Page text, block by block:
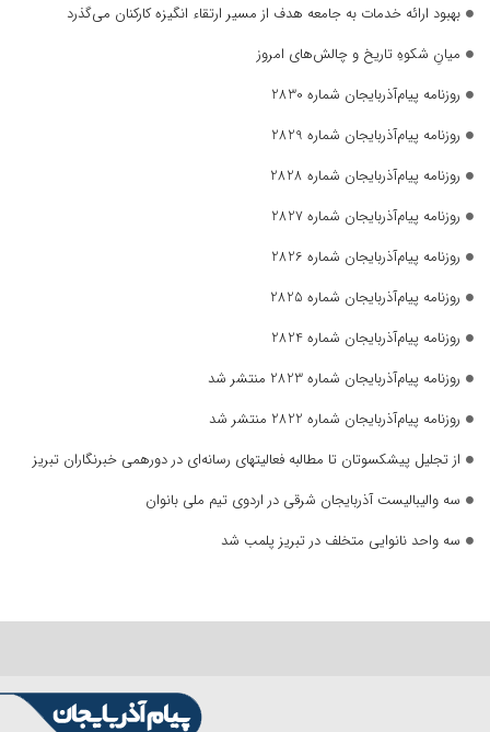
بهبود ارائه خدمات به جامعه هدف از مسیر ارتقاء انگیزه کارکنان می‌گذرد
میانِ شکوهِ تاریخ و چالش‌های امروز
روزنامه پیام‌آذربایجان شماره 2830
روزنامه پیام‌آذربایجان شماره 2829
روزنامه پیام‌آذربایجان شماره 2828
روزنامه پیام‌آذربایجان شماره 2827
روزنامه پیام‌آذربایجان شماره 2826
روزنامه پیام‌آذربایجان شماره 2825
روزنامه پیام‌آذربایجان شماره 2824
روزنامه پیام‌آذربایجان شماره 2823 منتشر شد
روزنامه پیام‌آذربایجان شماره 2822 منتشر شد
از تجلیل پیشکسوتان تا مطالبه فعالیتهای رسانه‌ای در دورهمی خبرنگاران تبریز
سه والیبالیست آذربایجان‌ شرقی در اردوی تیم ملی بانوان
سه واحد نانوایی متخلف در تبریز پلمب شد